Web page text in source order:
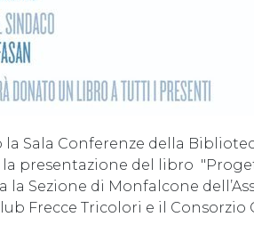
la Sala Conferenze della
la presentazione del libro
Sezione di Monfalcone
Frecce Tricolori e il Consorzio